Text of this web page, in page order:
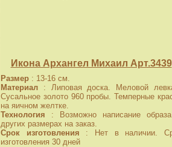
Икона Архангел Михаил Арт.3439
Размер : 13-16 см.
Материал : Липовая доска. Меловой
Сусальное золото 960 пробы. Темперные
на яичном желтке.
Технология : Возможно написание
других размерах на заказ.
Срок изготовления : Нет в наличии.
изготовления 30 дней